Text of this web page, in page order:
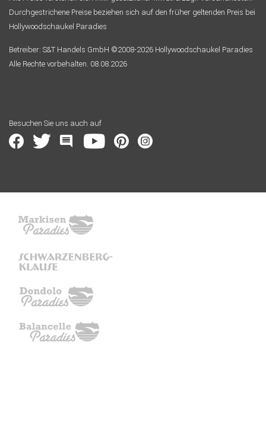
Durchgestrichene Preise beziehen sich auf den früher geltenden Preis bei
Hollywoodschaukel Paradies
Betreiber: S&T Handels GmbH ©2008-2026 Hollywoodschaukel Paradies
Alle Rechte vorbehalten. 08.08.2026
Besuchen Sie uns auch auf